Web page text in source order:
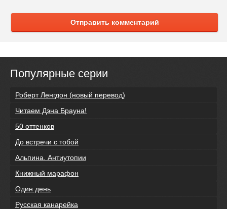
Отправить комментарий
Популярные серии
Роберт Ленгдон (новый перевод)
Читаем Дэна Брауна!
50 оттенков
До встречи с тобой
Альпина. Антиутопии
Книжный марафон
Один день
Русская канарейка